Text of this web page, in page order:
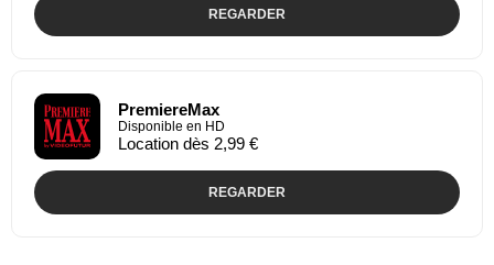
REGARDER
PremiereMax
Disponible en HD
Location dès 2,99 €
REGARDER